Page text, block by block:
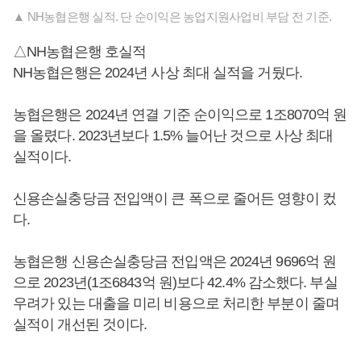
▲ NH농협은행 실적. 단 순이익은 농업지원사업비 부담 전 기준.
△NH농협은행 호실적
NH농협은행은 2024년 사상 최대 실적을 거뒀다.
농협은행은 2024년 연결 기준 순이익으로 1조8070억 원
을 올렸다. 2023년보다 1.5% 늘어난 것으로 사상 최대
실적이다.
신용손실충당금 전입액이 큰 폭으로 줄어든 영향이 컸
다.
농협은행 신용손실충당금 전입액은 2024년 9696억 원
으로 2023년(1조6843억 원)보다 42.4% 감소했다. 부실
우려가 있는 대출을 미리 비용으로 처리한 부분이 줄며
실적이 개선된 것이다.